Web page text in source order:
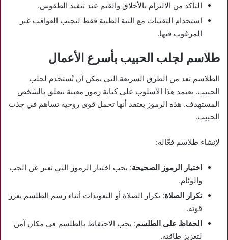
التأكد من الالتزام بالأخلاق والقيم عند تنفيذ الطقوس.
استخدام التقنيات مع النية الطيبة فقط لتجنب العواقب غير
المرغوب فيها.
طلاسم لجلب الحبيب بأسرع الأعمال
الطلاسم تعد من الطرق السريعة التي يمكن أن تُستخدم لجلب
الحبيب. يعتمد هذا الأسلوب على كتابة رموز معينة تتعلق بالشخص
المستهدف. هذه الرموز يعتقد أنها تحمل قوى روحية تساهم في جذب
الحبيب.
لإنشاء طلاسم فعّالة:
اختيار الرموز الصحيحة: يجب اختيار الرموز التي تعبر عن الحب
والوئام.
تكرار الصلاة: تكرار الصلاة أو التعويذات أثناء رسم الطلسم يعزز
قوته.
الحفاظ على الطلسم: يجب الاحتفاظ بالطلسم في مكان آمن
لتعزيز طاقته.